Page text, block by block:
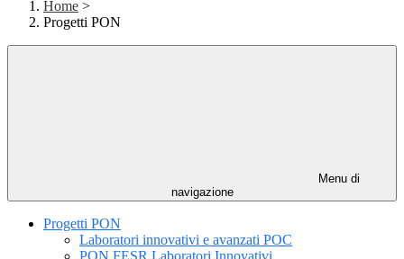
Home >
Progetti PON
Menu di
navigazione
Progetti PON
Laboratori innovativi e avanzati POC